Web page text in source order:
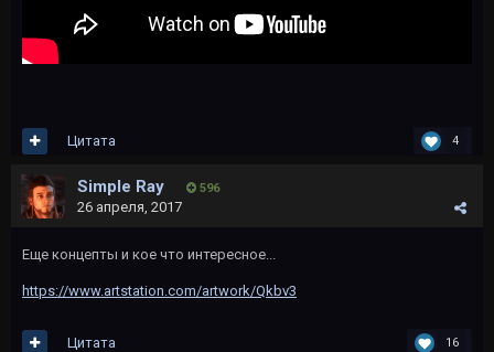
4
Цитата
Simple Ray 596
26 апреля, 2017
Еще концепты и кое что интересное...
https://www.artstation.com/artwork/Qkbv3
16
Цитата